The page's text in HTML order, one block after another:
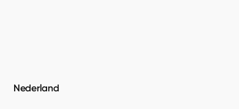
Nederland